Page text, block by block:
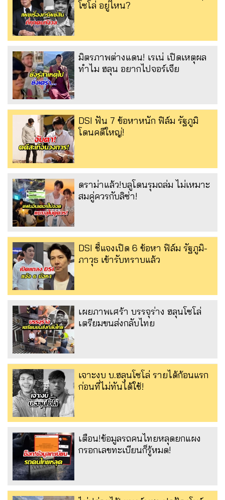
โซโล่ อยู่ไหน?
มิตรภาพต่างแดน! เรเน่ เปิดเหตุผล
ทำไม ฮลุน อยากไปจอร์เจีย
DSI ฟัน 7 ข้อหาหนัก ฟิล์ม รัฐภูมิ
โดนคดีใหญ่!
ดราม่าแล้ว!บลูโดนรุมถล่ม ไม่เหมาะ
สมคู่ควรกับลิซ่า!
DSI ชี้แจงเปิด 6 ข้อหา ฟิล์ม รัฐภูมิ-
ภาวุธ เข้ารับทราบแล้ว
เผยภาพเศร้า บรรจุร่าง ฮลุนโซโล่
เตรียมขนส่งกลับไทย
เจาะงบ บ.ฮลุนโซโล่ รายได้ก้อนแรก
ก่อนที่ไม่ทันได้ใช้!
เตือน!ข้อมูลรถคนไทยหลุดยกแผง
กรอกเลขทะเบียนก็รู้หมด!